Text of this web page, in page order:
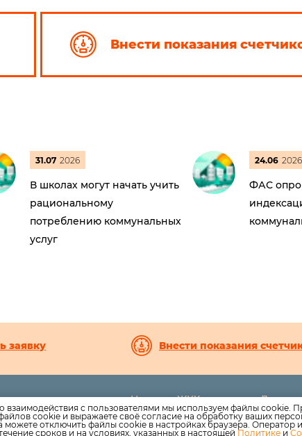
Внести показания
31.07 2026
В школах могут начать учить
рациональному
потреблению коммунальных
услуг
24.06 2026
ФАС
заявку Внести показания
350-38-27
uk.ru
Новости ЖКХ
Новости компании
Как оплатить
Дома
взаимодействия с пользователями мы используем файлы cookie.
cookie и выражаете своё согласие на обработку ваших
можете отключить файлы cookie в настройках браузера. Оператор
сроков и на условиях, указанных в настоящей Политике и